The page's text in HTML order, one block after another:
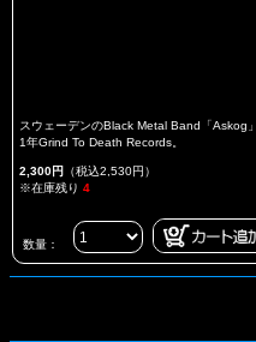
スウェーデンのBlack Metal Band「Askog
1年Grind To Death Records。
2,300円 （税込2,530円）
※在庫残り 4
数量：